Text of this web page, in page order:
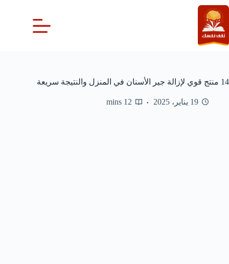
التجاوز
إلى
المحتوى
14 منتج قوي لإزالة جير الأسنان في المنزل والنتيجة سريعة
19 يناير، 2025 12 mins